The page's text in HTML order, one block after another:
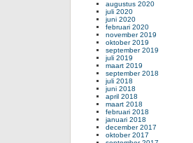
augustus 2020
juli 2020
juni 2020
februari 2020
november 2019
oktober 2019
september 2019
juli 2019
maart 2019
september 2018
juli 2018
juni 2018
april 2018
maart 2018
februari 2018
januari 2018
december 2017
oktober 2017